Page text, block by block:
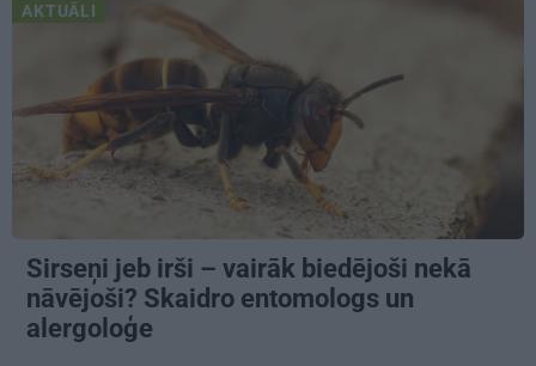
AKTUĀLI
Sirseņi jeb irši – vairāk biedējoši nekā
nāvējoši? Skaidro entomologs un
alergoloģe